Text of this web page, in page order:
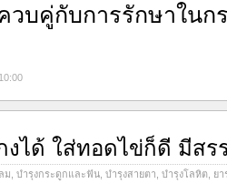
วบคู่กับการรักษาในก
งได้ ใส่ทอดไข่ก็ดี มีส
ม บำรุงกระดูกและฟัน บำรุงสายตา บำรุงโลหิต ยา